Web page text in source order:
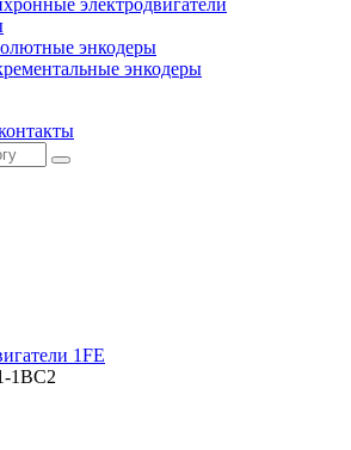
электродвигатели
энкодеры
энкодеры
1FE
1BC2